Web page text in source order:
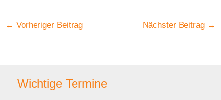
← Vorheriger Beitrag Nächster Beitrag →
Wichtige Termine